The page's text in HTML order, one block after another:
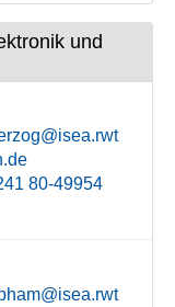
und
80-49954